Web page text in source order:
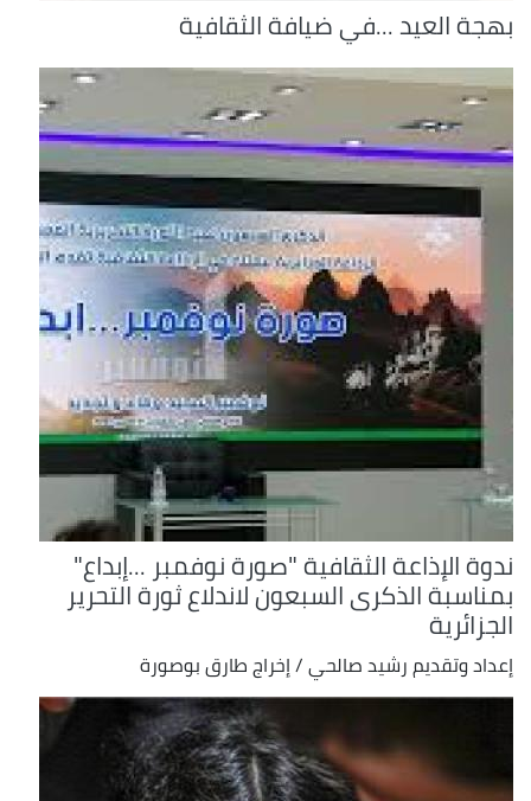
بهجة العيد ...في ضيافة الثقافية
ندوة الإذاعة الثقافية "صورة نوفمبر ...إبداع"
بمناسبة الذكرى السبعون لاندلاع ثورة التحرير
الجزائرية
إعداد وتقديم رشيد صالحي / إخراج طارق بوصورة